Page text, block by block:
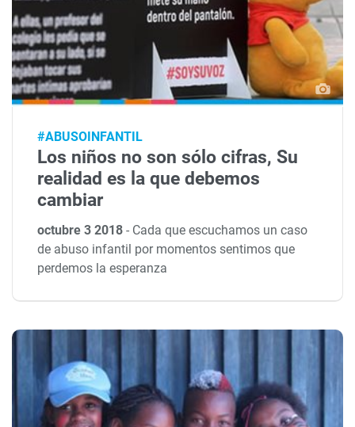
#ABUSOINFANTIL
Los niños no son sólo cifras, Su
realidad es la que debemos
cambiar
octubre 3 2018- Cada que escuchamos un caso
de abuso infantil por momentos sentimos que
perdemos la esperanza